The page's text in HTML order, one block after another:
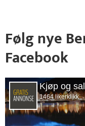
Følg nye
Facebook
Kjøp og
1464 likerklikk